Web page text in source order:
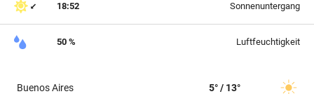
18:52 Sonnenuntergang
50 % Luftfeuchtigkeit
Buenos Aires 5° / 13°